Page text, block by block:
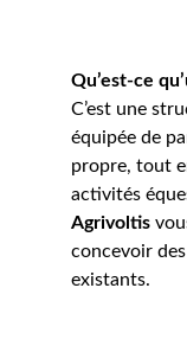
Qu’est-ce
C’est une
équipée de
propre, tout
activités
Agrivoltis
concevoir
existants.